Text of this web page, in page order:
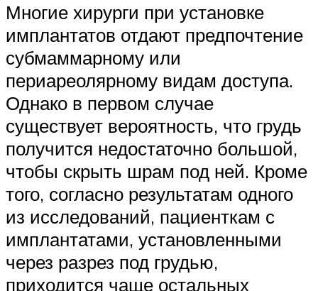
Многие хирурги при установке
имплантатов отдают предпочтение
субмаммарному или
периареолярному видам доступа.
Однако в первом случае
существует вероятность, что грудь
получится недостаточно большой,
чтобы скрыть шрам под ней. Кроме
того, согласно результатам одного
из исследований, пациенткам с
имплантатами, установленными
через разрез под грудью,
приходится чаще остальных